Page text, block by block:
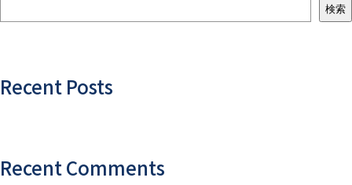
検索
Recent Posts
Recent Comments